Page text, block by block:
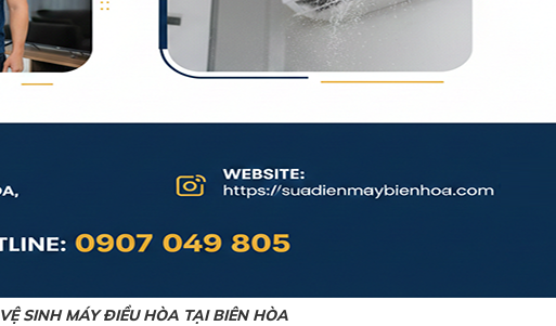
VỆ SINH MÁY ĐIỀU HÒA TẠI BIÊN HÒA